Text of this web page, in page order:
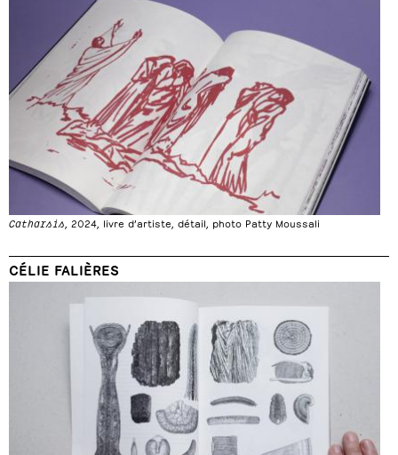
Catharsis, 2024, livre d’artiste, détail, photo Patty Moussali
CÉLIE FALIÈRES